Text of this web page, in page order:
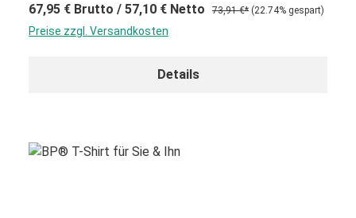
67,95 € Brutto / 57,10 € Netto 73,91 €* (22.74% gespart)
Preise zzgl. Versandkosten
Details